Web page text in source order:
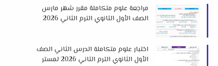
مراجعة علوم متكاملة مقرر شهر مارس
الصف الأول الثانوي الترم الثاني 2026
اختبار علوم متكاملة الدرس الثاني الصف
الأول الثانوي الترم الثاني 2026 لمستر